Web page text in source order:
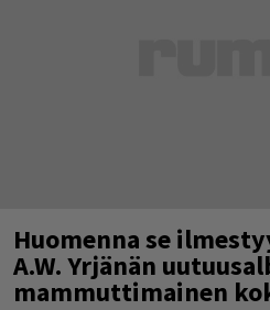
Huomenna se
A.W. Yrjänän
mammuttimainen